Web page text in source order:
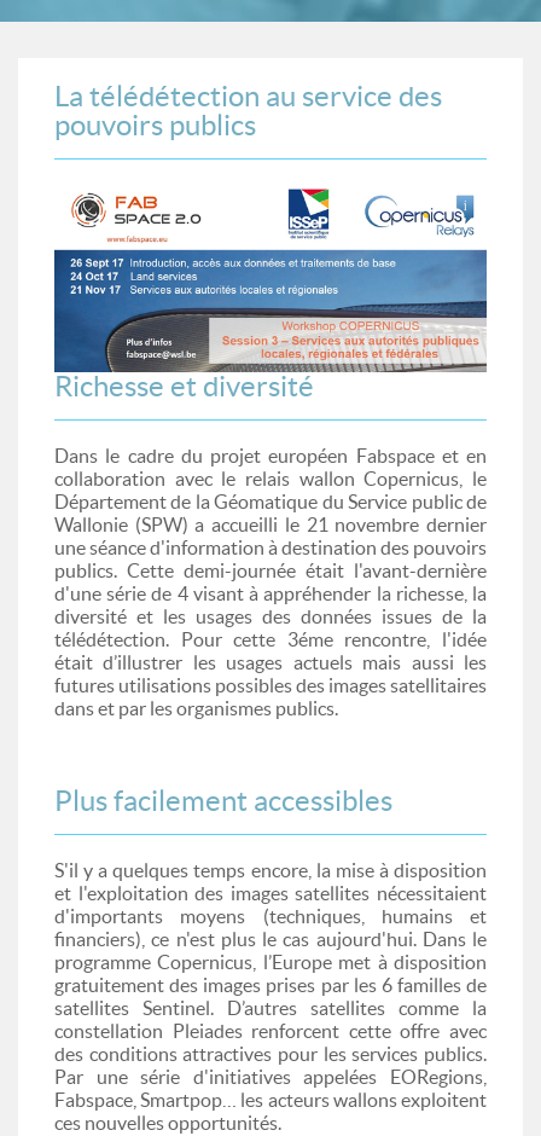
La télédétection au service des
pouvoirs publics
Richesse et diversité
Dans le cadre du projet européen Fabspace et en
collaboration avec le relais wallon Copernicus, le
Département de la Géomatique du Service public de
Wallonie (SPW) a accueilli le 21 novembre dernier
une séance d'information à destination des pouvoirs
publics. Cette demi-journée était l'avant-dernière
d'une série de 4 visant à appréhender la richesse, la
diversité et les usages des données issues de la
télédétection. Pour cette 3éme rencontre, l'idée
était d’illustrer les usages actuels mais aussi les
futures utilisations possibles des images satellitaires
dans et par les organismes publics.
Plus facilement accessibles
S'il y a quelques temps encore, la mise à disposition
et l'exploitation des images satellites nécessitaient
d'importants moyens (techniques, humains et
financiers), ce n'est plus le cas aujourd'hui. Dans le
programme Copernicus, l’Europe met à disposition
gratuitement des images prises par les 6 familles de
satellites Sentinel. D’autres satellites comme la
constellation Pleiades renforcent cette offre avec
des conditions attractives pour les services publics.
Par une série d'initiatives appelées EORegions,
Fabspace, Smartpop… les acteurs wallons exploitent
ces nouvelles opportunités.